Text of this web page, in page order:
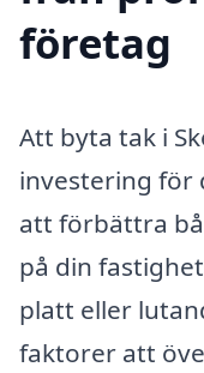
företag
Att byta tak i
investering för
att förbättra
på din
platt eller
faktorer att